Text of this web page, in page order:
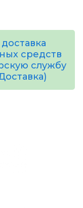
средств
службу